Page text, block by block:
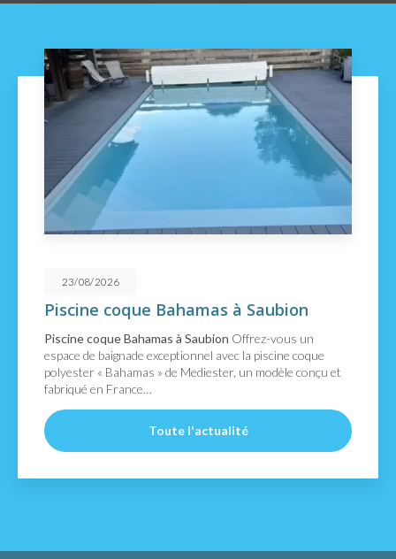
23/08/2026
Piscine coque Bahamas à Saubion
Piscine coque Bahamas à Saubion Offrez-vous un
espace de baignade exceptionnel avec la piscine coque
polyester « Bahamas » de Mediester, un modèle conçu et
fabriqué en France…
Toute l'actualité